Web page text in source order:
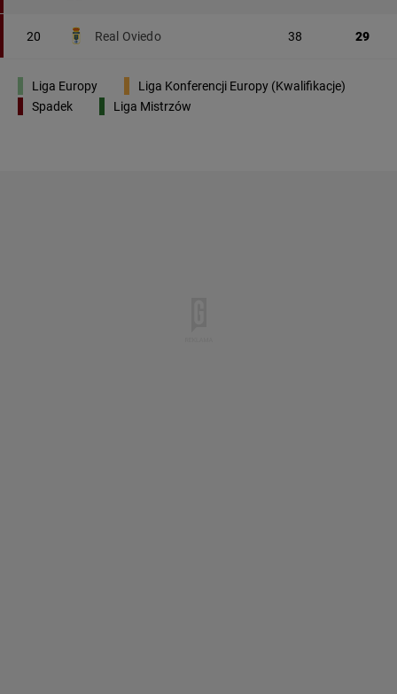
20 Real Oviedo 38 29
Liga Europy
Liga Konferencji Europy (Kwalifikacje)
Spadek
Liga Mistrzów